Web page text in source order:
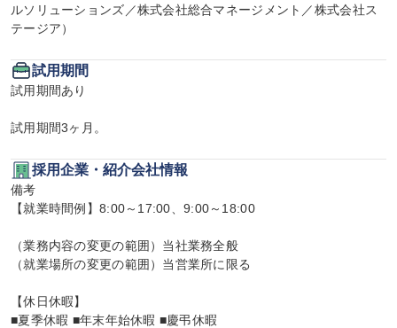
ルソリューションズ／株式会社総合マネージメント／株式会社ス
テージア）
試用期間
試用期間あり
試用期間3ヶ月。
採用企業・紹介会社情報
備考
【就業時間例】8:00～17:00、9:00～18:00
（業務内容の変更の範囲）当社業務全般
（就業場所の変更の範囲）当営業所に限る
【休日休暇】
■夏季休暇 ■年末年始休暇 ■慶弔休暇